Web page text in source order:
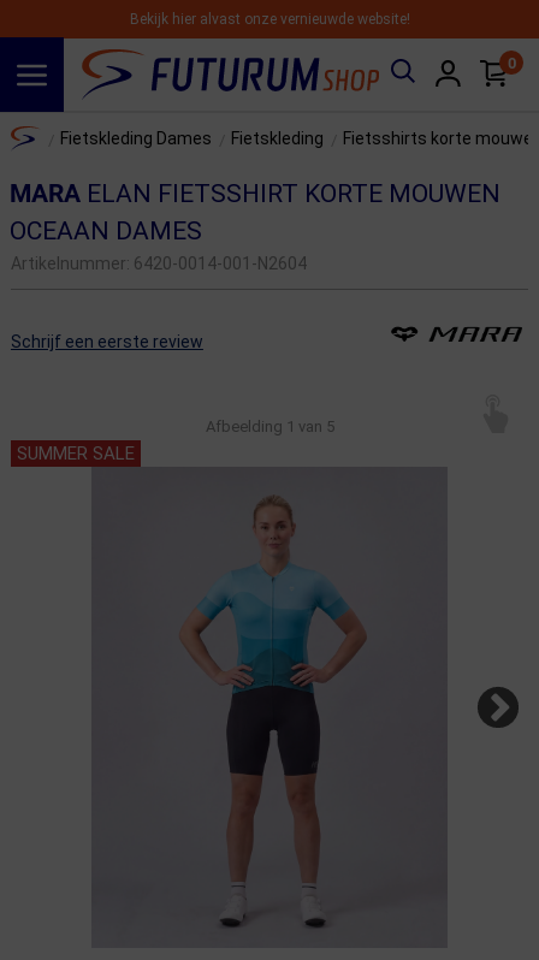
Bekijk hier alvast onze vernieuwde website!
0
Home Fietskleding Dames Fietskleding Fietsshirts korte
MARAELAN FIETSSHIRT KORTE MOUWEN
OCEAAN DAMES
Artikelnummer: 6420-0014-001-N2604
Schrijf een eerste review
Afbeelding 1 van 5
SUMMER SALE